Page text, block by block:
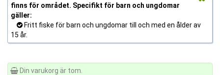
finns för området. Specifikt för barn och ungdomar
gäller:
Fritt fiske för barn och ungdomar till och med en ålder av
15 år.
Din varukorg är tom.